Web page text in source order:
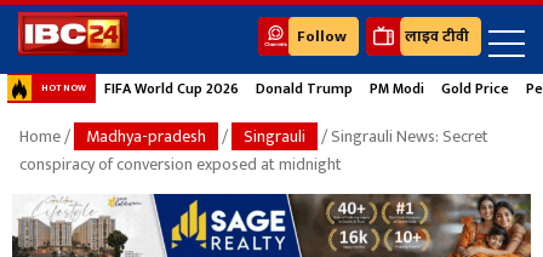
Follow लाइव टीवी
HOT NOW FIFA World Cup 2026 Donald Trump PM Modi Gold Price
Home/ Madhya-pradesh / Singrauli
/ Singrauli News: Secret
conspiracy of conversion exposed at midnight